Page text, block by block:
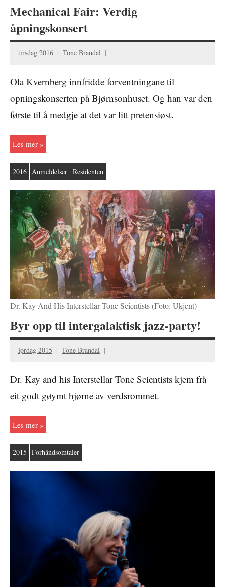
Mechanical Fair: Verdig
åpningskonsert
tirsdag 2016 Tone Brandal
Ola Kvernberg innfridde forventningane til
opningskonserten på Bjørnsonhuset. Og han var den
første til å medgje at det var litt pretensiøst.
Les mer
2016 Anmeldelser Residenten
Dr. Kay And His Interstellar Tone Scientists (Foto: Ukjent)
Byr opp til intergalaktisk jazz-party!
lørdag 2015 Tone Brandal
Dr. Kay and his Interstellar Tone Scientists kjem frå
eit godt gøymt hjørne av verdsrommet.
Les mer
2015 Forhåndsomtaler